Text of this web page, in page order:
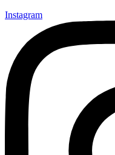
Instagram